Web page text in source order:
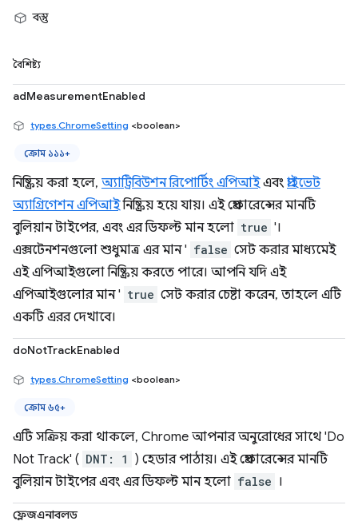
বস্তু
বৈশিষ্ট্য
adMeasurementEnabled
types.ChromeSetting <boolean>
ক্রোম ১১১+
নিষ্ক্রিয় করা হলে, অ্যাট্রিবিউশন রিপোর্টিং এপিআইএবং প্রাইভেট
অ্যাগ্রিগেশন এপিআইনিষ্ক্রিয় হয়ে যায়। এই প্রেফারেন্সের মানটি
বুলিয়ান টাইপের, এবং এর ডিফল্ট মান হলো true '।
এক্সটেনশনগুলো শুধুমাত্র এর মান ' false সেট করার মাধ্যমেই
এই এপিআইগুলো নিষ্ক্রিয় করতে পারে। আপনি যদি এই
এপিআইগুলোর মান ' true সেট করার চেষ্টা করেন, তাহলে এটি
একটি এরর দেখাবে।
doNotTrackEnabled
types.ChromeSetting <boolean>
ক্রোম ৬৫+
এটি সক্রিয় করা থাকলে, Chrome আপনার অনুরোধের সাথে 'Do
Not Track' ( DNT: 1
) হেডার পাঠায়। এই প্রেফারেন্সের মানটি
বুলিয়ান টাইপের এবং এর ডিফল্ট মান হলো false ।
ফ্লেজএনাবলড